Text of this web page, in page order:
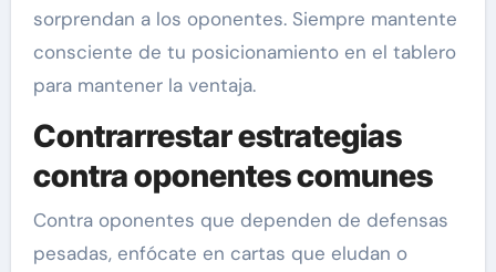
sorprendan a los oponentes. Siempre mantente
consciente de tu posicionamiento en el tablero
para mantener la ventaja.
Contrarrestar estrategias
contra oponentes comunes
Contra oponentes que dependen de defensas
pesadas, enfócate en cartas que eludan o